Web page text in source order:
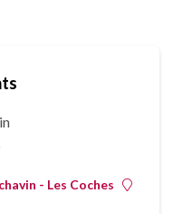
- Les Coches